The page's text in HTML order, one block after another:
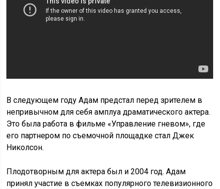
В следующем году Адам предстал перед зрителем в
непривычном для себя амплуа драматического актера.
Это была работа в фильме «Управление гневом», где
его партнером по съемочной площадке стал Джек
Николсон.
Плодотворным для актера был и 2004 год. Адам
принял участие в съемках популярного телевизионного